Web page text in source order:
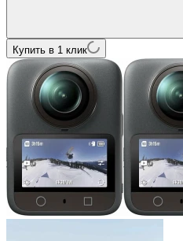
Купить в 1 клик